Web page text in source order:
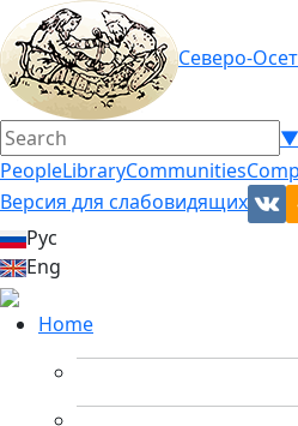
Северо-
▼
PeopleLibraryCommunities
Версия для слабовидящих
Рус
Eng
Home